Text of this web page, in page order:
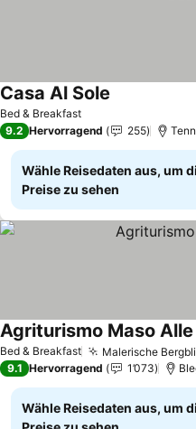
Bed & Breakfast
Casa Al Sole
9.2 Hervorragend 255
Wähle Reisedaten aus, um
Preise zu sehen
Bed & Breakfast Malerische
Agriturismo Maso Alle
9.1 Hervorragend 1’073
Wähle Reisedaten aus, um